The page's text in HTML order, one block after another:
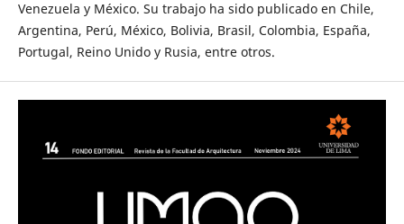
Venezuela y México. Su trabajo ha sido publicado en Chile,
Argentina, Perú, México, Bolivia, Brasil, Colombia, España,
Portugal, Reino Unido y Rusia, entre otros.